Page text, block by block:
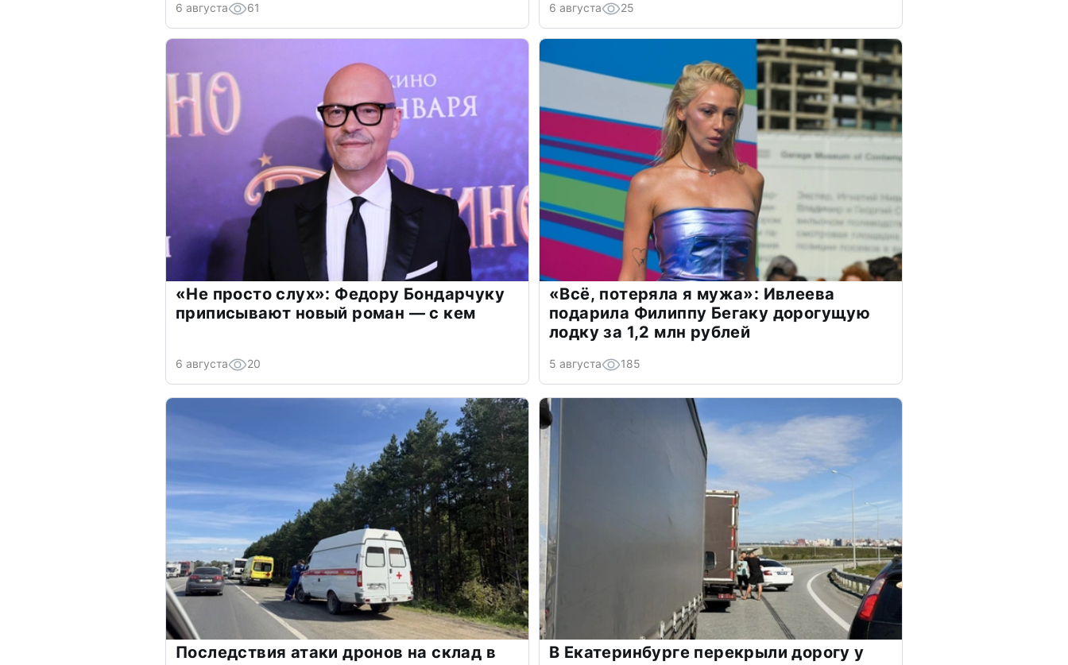
6 августа 61 6 августа 25
«Не просто слух»: Федору Бондарчуку
приписывают новый роман — с кем
6 августа 20
«Всё, потеряла я мужа»: Ивлеева
подарила Филиппу Бегаку дорогущую
лодку за 1,2 млн рублей
5 августа 185
Последствия атаки дронов на склад в
В Екатеринбурге перекрыли дорогу у